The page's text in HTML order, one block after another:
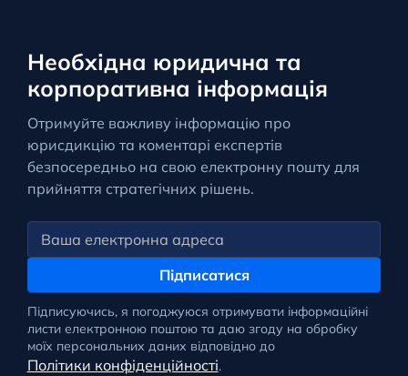
Необхідна юридична та
корпоративна інформація
Отримуйте важливу інформацію про
юрисдикцію та коментарі експертів
безпосередньо на свою електронну пошту для
прийняття стратегічних рішень.
Підписатися
Підписуючись, я погоджуюся отримувати інформаційні
листи електронною поштою та даю згоду на обробку
моїх персональних даних відповідно до
Політики конфіденційності.